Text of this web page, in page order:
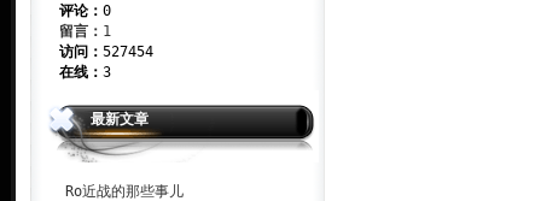
评论： 0
留言： 1
访问： 527454
在线： 3
最新文章
Ro近战的那些事儿